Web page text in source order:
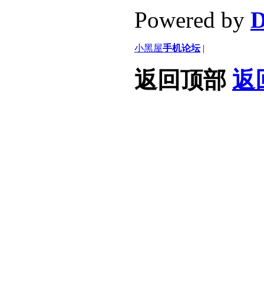
Powered by
小黑屋手机论坛 |
返回顶部 返